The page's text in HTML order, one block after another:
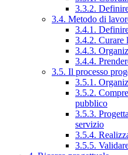
3.3.2.
3.4. Metodo di
3.4.1.
3.4.2. Curare
3.4.3.
3.4.4.
3.5. Il processo
3.5.1.
3.5.2.
pubblico
3.5.3.
servizio
3.5.4.
3.5.5.